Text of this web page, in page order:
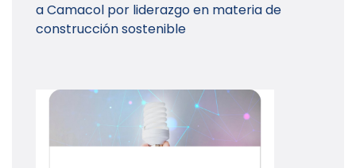
a Camacol por liderazgo en materia de
construcción sostenible